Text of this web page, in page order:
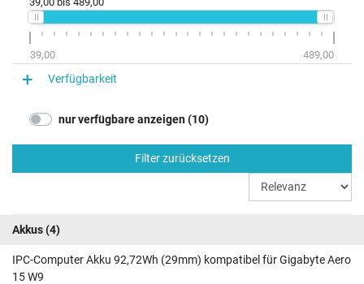
39,00 489,00
Verfügbarkeit
nur verfügbare anzeigen (10)
Filter zurücksetzen
Akkus(4)
IPC-Computer Akku 92,72Wh (29mm) kompatibel für Gigabyte Aero
15 W9